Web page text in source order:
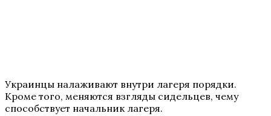
Украинцы налаживают внутри лагеря порядки.
Кроме того, меняются взгляды сидельцев, чему
способствует начальник лагеря.